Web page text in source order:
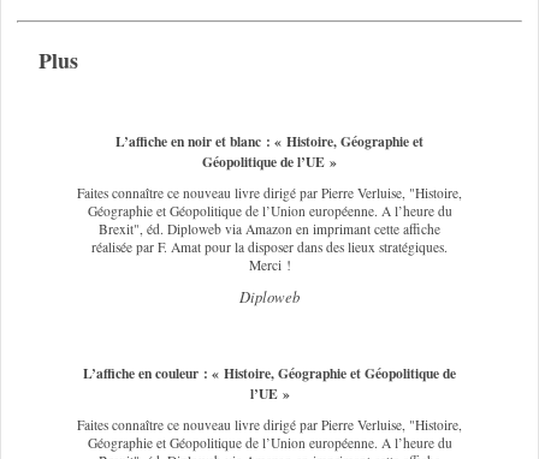
Plus
L’affiche en noir et blanc : « Histoire, Géographie et
Géopolitique de l’UE »
Faites connaître ce nouveau livre dirigé par Pierre Verluise, "Histoire,
Géographie et Géopolitique de l’Union européenne. A l’heure du
Brexit", éd. Diploweb via Amazon en imprimant cette affiche
réalisée par F. Amat pour la disposer dans des lieux stratégiques.
Merci !
Diploweb
L’affiche en couleur : « Histoire, Géographie et Géopolitique de
l’UE »
Faites connaître ce nouveau livre dirigé par Pierre Verluise, "Histoire,
Géographie et Géopolitique de l’Union européenne. A l’heure du